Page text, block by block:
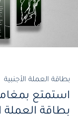
بطاقة العملة الأجنبية
استمتع
بطاقة العملة